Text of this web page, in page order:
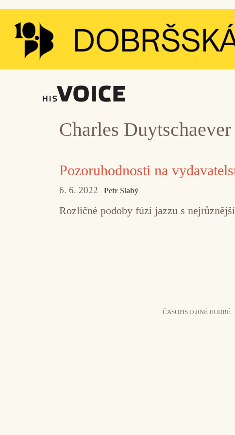
Přeskočit
obsah
Charles Duytschaever
Pozoruhodnosti na
6. 6. 2022 Petr Slabý
Rozličné podoby fúzí jazzu s
ČASOPIS O JINÉ